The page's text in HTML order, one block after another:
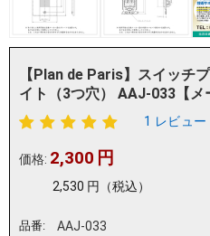
【Plan de Paris】スイッチ
イト（3つ穴） AAJ-033【メ
1 レビュー
価格: 2,300 円
2,530 円 （税込）
品番: AAJ-033